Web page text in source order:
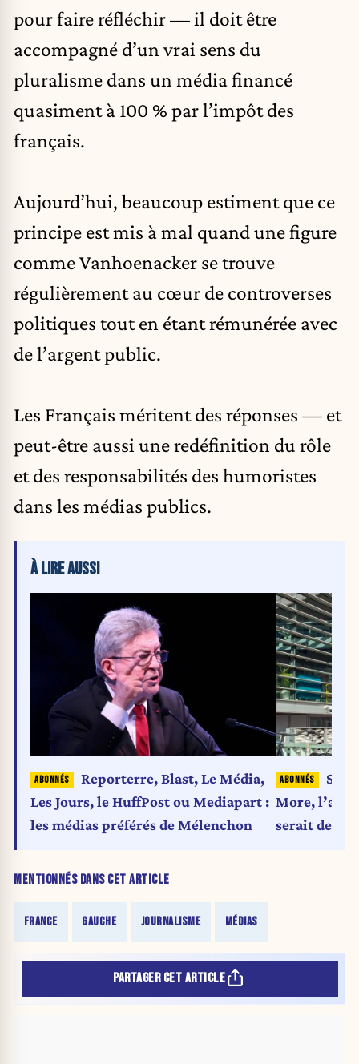
pour faire réfléchir — il doit être
accompagné d’un vrai sens du
pluralisme dans un média financé
quasiment à 100 % par l’impôt des
français.
Aujourd’hui, beaucoup estiment que ce
principe est mis à mal quand une figure
comme Vanhoenacker se trouve
régulièrement au cœur de controverses
politiques tout en étant rémunérée avec
de l’argent public.
Les Français méritent des réponses — et
peut-être aussi une redéfinition du rôle
et des responsabilités des humoristes
dans les médias publics.
MENTIONNÉS DANS CET ARTICLE
FRANCE GAUCHE JOURNALISME MÉDIAS
À LIRE AUSSI
Reporterre, Blast, Le Média,
Les Jours, le HuffPost ou Mediapart :
les médias préférés de Mélenchon
More,
serait de
PARTAGER CET ARTICLE